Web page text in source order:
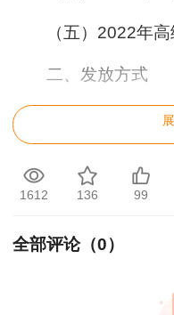
（五）2022年高
二、发放方式
此次采取邮寄
根据疫情实际，建
（因二级建造师证书
邮寄业务）。
（一）邮寄办理。
1612 136 99
全部评论（0）